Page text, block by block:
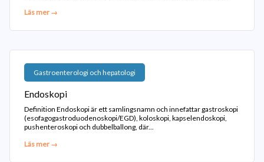
Läs mer →
Gastroenterologi och hepatologi
Endoskopi
Definition Endoskopi är ett samlingsnamn och innefattar gastroskopi
(esofagogastroduodenoskopi/EGD), koloskopi, kapselendoskopi,
pushenteroskopi och dubbelballong, där...
Läs mer →